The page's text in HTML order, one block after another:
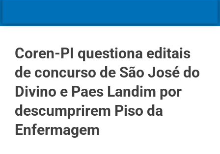
Coren-PI questiona editais
de concurso de São José do
Divino e Paes Landim por
descumprirem Piso da
Enfermagem